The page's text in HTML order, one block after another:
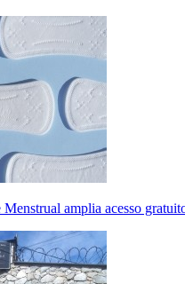
amplia acesso